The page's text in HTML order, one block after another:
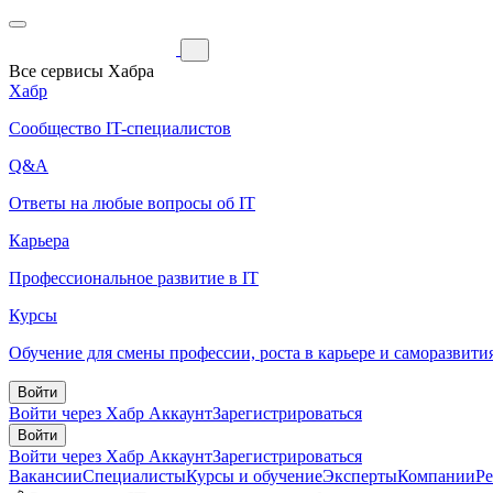
Все сервисы Хабра
Хабр
Сообщество IT-специалистов
Q&A
Ответы на любые вопросы об IT
Карьера
Профессиональное развитие в IT
Курсы
Обучение для смены профессии, роста в карьере и
Войти
Войти через Хабр АккаунтЗарегистрироваться
Войти
Войти через Хабр АккаунтЗарегистрироваться
ВакансииСпециалистыКурсы и обучениеЭкспертыКомпании